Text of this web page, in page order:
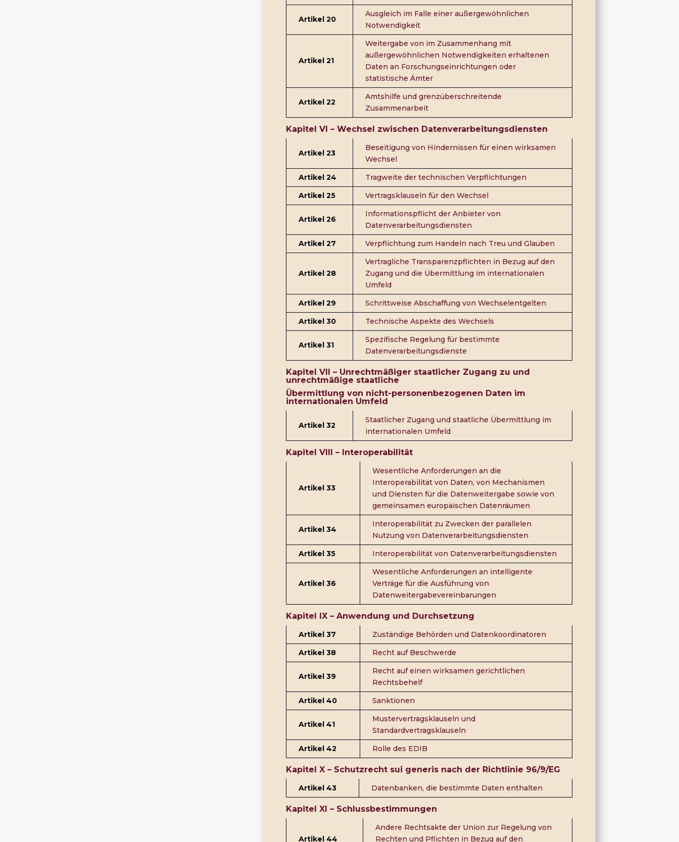
Artikel 20
Ausgleich im Falle einer außergewöhnlichen
Notwendigkeit
Artikel 21
Weitergabe von im Zusammenhang mit
außergewöhnlichen Notwendigkeiten erhaltenen
Daten an Forschungseinrichtungen oder
statistische Ämter
Artikel 22
Amtshilfe und grenzüberschreitende
Zusammenarbeit
Kapitel VI – Wechsel zwischen Datenverarbeitungsdiensten
Artikel 23
Beseitigung von Hindernissen für einen wirksamen
Wechsel
Artikel 24
Tragweite der technischen Verpflichtungen
Artikel 25
Vertragsklauseln für den Wechsel
Artikel 26
Informationspflicht der Anbieter von
Datenverarbeitungsdiensten
Artikel 27
Verpflichtung zum Handeln nach Treu und Glauben
Artikel 28
Vertragliche Transparenzpflichten in Bezug auf den
Zugang und die Übermittlung im internationalen
Umfeld
Artikel 29
Schrittweise Abschaffung von Wechselentgelten
Artikel 30
Technische Aspekte des Wechsels
Artikel 31
Spezifische Regelung für bestimmte
Datenverarbeitungsdienste
Kapitel VII – Unrechtmäßiger staatlicher Zugang zu und
unrechtmäßige staatliche
Übermittlung von nicht-personenbezogenen Daten im
internationalen Umfeld
Artikel 32
Staatlicher Zugang und staatliche Übermittlung im
internationalen Umfeld
Kapitel VIII – Interoperabilität
Artikel 33
Wesentliche Anforderungen an die
Interoperabilität von Daten, von Mechanismen
und Diensten für die Datenweitergabe sowie von
gemeinsamen europäischen Datenräumen
Artikel 34
Interoperabilität zu Zwecken der parallelen
Nutzung von Datenverarbeitungsdiensten
Artikel 35
Interoperabilität von Datenverarbeitungsdiensten
Artikel 36
Wesentliche Anforderungen an intelligente
Verträge für die Ausführung von
Datenweitergabevereinbarungen
Kapitel IX – Anwendung und Durchsetzung
Artikel 37
Zuständige Behörden und Datenkoordinatoren
Artikel 38
Recht auf Beschwerde
Artikel 39
Recht auf einen wirksamen gerichtlichen
Rechtsbehelf
Artikel 40
Sanktionen
Artikel 41
Mustervertragsklauseln und
Standardvertragsklauseln
Artikel 42
Rolle des EDIB
Kapitel X – Schutzrecht sui generis nach der Richtlinie 96/9/EG
Artikel 43 Datenbanken, die bestimmte Daten enthalten
Kapitel XI – Schlussbestimmungen
Artikel 44
Andere Rechtsakte der Union zur Regelung von
Rechten und Pflichten in Bezug auf den